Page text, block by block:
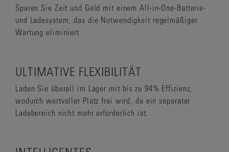
Sparen Sie Zeit und Geld mit einem All-in-One-Batterie-
und Ladesystem, das die Notwendigkeit regelmäßiger
Wartung eliminiert.
ULTIMATIVE FLEXIBILITÄT
Laden Sie überall im Lager mit bis zu 94% Effizienz,
wodurch wertvoller Platz frei wird, da ein separater
Ladebereich nicht mehr erforderlich ist.